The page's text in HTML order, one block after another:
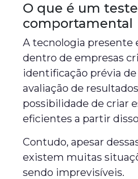
O que é um
comportamental
A tecnologia presente
dentro de empresas
identificação prévia de
avaliação de
possibilidade de criar
eficientes a partir
Contudo, apesar
existem muitas
sendo imprevisíveis.